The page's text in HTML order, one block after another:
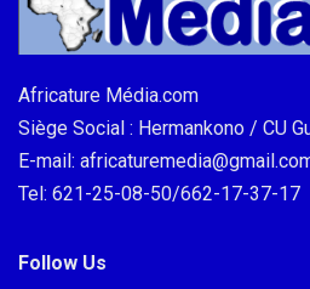
Africature Média.com
Siège Social : Hermankono / CU
E-mail:
Tel: 621-25-08-50/662-17-37-17
Follow Us